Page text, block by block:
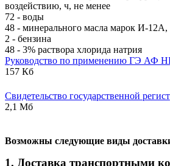
воздействию, ч, не менее
72 - воды
48 - минерального масла марок И-
2 - бензина
48 - 3% раствора хлорида натрия
Руководство по применению ГЭ АФ
157 Кб
Свидетельство государственной
2,1 Мб
Возможны следующие виды
1. Доставка транспортными